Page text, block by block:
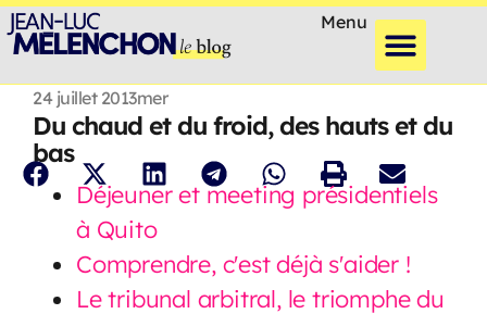
Menu
24 juillet 2013mer
Du chaud et du froid, des hauts et du
bas
Déjeuner et meeting présidentiels
à Quito
Comprendre, c'est déjà s'aider !
Le tribunal arbitral, le triomphe du